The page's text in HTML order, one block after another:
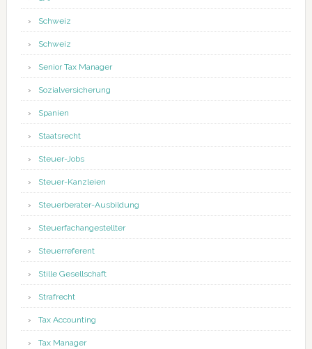
Schweiz
Schweiz
Senior Tax Manager
Sozialversicherung
Spanien
Staatsrecht
Steuer-Jobs
Steuer-Kanzleien
Steuerberater-Ausbildung
Steuerfachangestellter
Steuerreferent
Stille Gesellschaft
Strafrecht
Tax Accounting
Tax Manager